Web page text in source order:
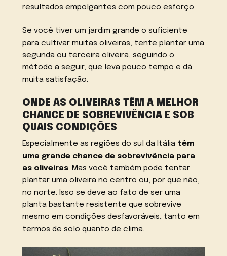
resultados empolgantes com pouco esforço.
Se você tiver um jardim grande o suficiente
para cultivar muitas oliveiras, tente plantar uma
segunda ou terceira oliveira, seguindo o
método a seguir, que leva pouco tempo e dá
muita satisfação.
ONDE AS OLIVEIRAS TÊM A MELHOR
CHANCE DE SOBREVIVÊNCIA E SOB
QUAIS CONDIÇÕES
Especialmente as regiões do sul da Itália têm
uma grande chance de sobrevivência para
as oliveiras. Mas você também pode tentar
plantar uma oliveira no centro ou, por que não,
no norte. Isso se deve ao fato de ser uma
planta bastante resistente que sobrevive
mesmo em condições desfavoráveis, tanto em
termos de solo quanto de clima.